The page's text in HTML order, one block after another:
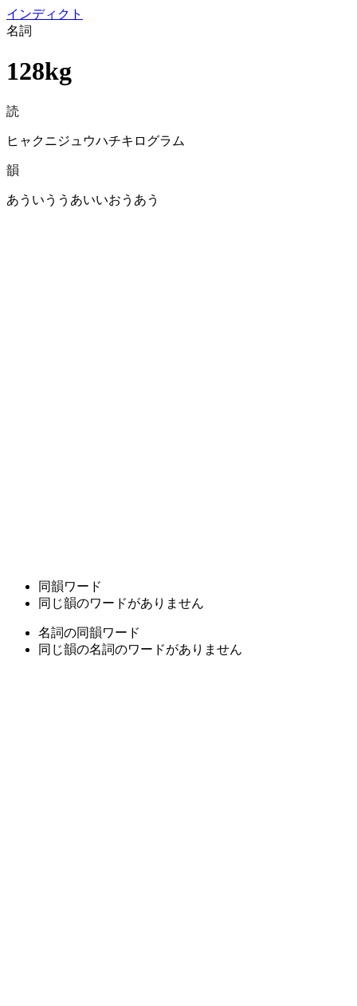
インディクト
名詞
128kg
読
ヒャクニジュウハチキログラム
韻
あういううあいいおうあう
同韻ワード
同じ韻のワードがありません
名詞の同韻ワード
同じ韻の名詞のワードがありません